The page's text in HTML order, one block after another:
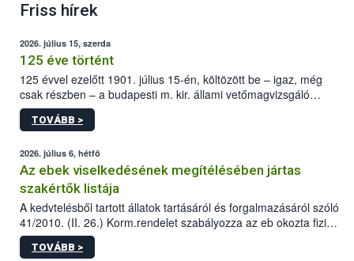
Friss hírek
2026. július 15, szerda
125 éve történt
125 évvel ezelőtt 1901. július 15-én, költözött be – igaz, még
csak részben – a budapesti m. kir. állami vetőmagvizsgáló
állomás a Kis Rókus utca 15. szám alatti, Czigler Győző által
tervezett új épületébe.
TOVÁBB >
2026. július 6, hétfő
Az ebek viselkedésének megítélésében jártas
szakértők listája
A kedvtelésből tartott állatok tartásáról és forgalmazásáról szóló
41/2010. (II. 26.) Korm.rendelet szabályozza az eb okozta fizikai
sérülés, illetve ennek veszélye keletkezésekor felmerülő
hatósági feladatokat, valamint a veszélyes eb tartását és annak
TOVÁBB >